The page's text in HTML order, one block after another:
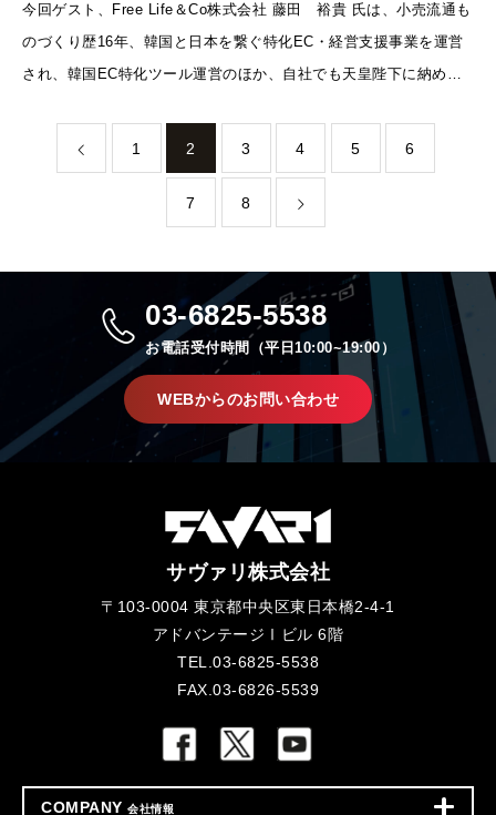
今回ゲスト、Free Life＆Co株式会社 藤田 裕貴 氏は、小売流通も
のづくり歴16年、韓国と日本を繋ぐ特化EC・経営支援事業を運営
され、韓国EC特化ツール運営のほか、自社でも天皇陛下に納めて
1 2 3 4 5 6
7 8
03-6825-5538
お電話受付時間（平日10:00~19:00）
WEBからのお問い合わせ
サヴァリ株式会社
〒103-0004 東京都中央区東日本橋2-4-1
アドバンテージⅠビル 6階
TEL.03-6825-5538
FAX.03-6826-5539
COMPANY 会社情報